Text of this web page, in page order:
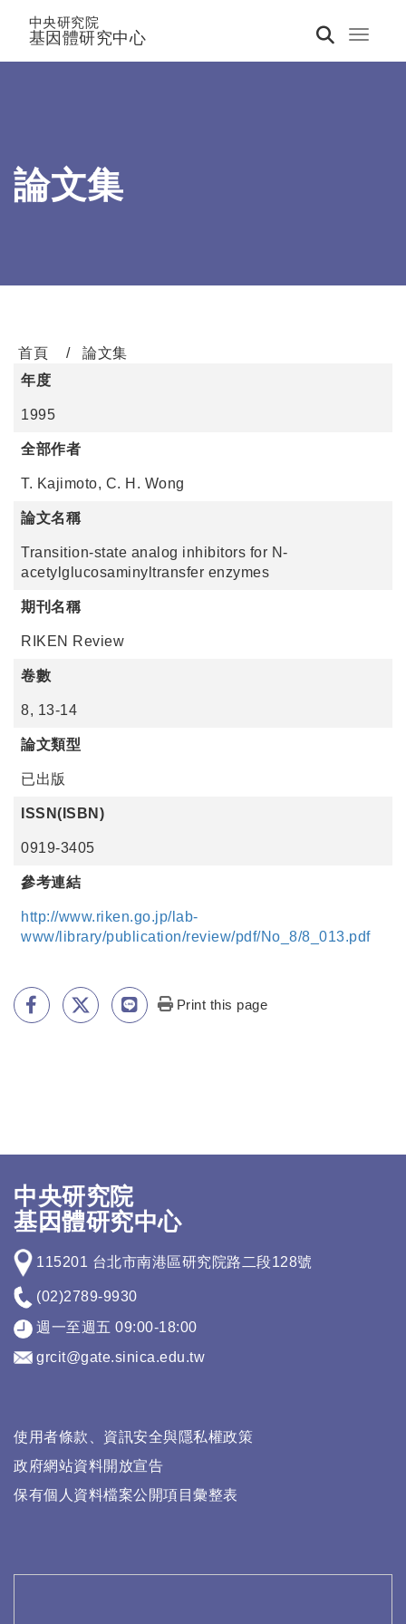
Toggle
中央研究院
基因體研究中心
論文集
首頁
論文集
年度
1995
全部作者
T. Kajimoto, C. H. Wong
論文名稱
Transition-state analog inhibitors for N-
acetylglucosaminyltransfer enzymes
期刊名稱
RIKEN Review
卷數
8, 13-14
論文類型
已出版
ISSN(ISBN)
0919-3405
參考連結
http://www.riken.go.jp/lab-
www/library/publication/review/pdf/No_8/8_013.pdf
Print this page
中央研究院
基因體研究中心
115201 台北市南港區研究院路二段128號
(02)2789-9930
週一至週五 09:00-18:00
grcit@gate.sinica.edu.tw
使用者條款、資訊安全與隱私權政策
政府網站資料開放宣告
保有個人資料檔案公開項目彙整表